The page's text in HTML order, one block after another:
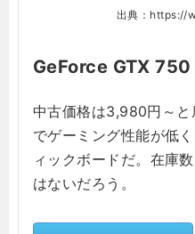
出典：https://
GeForce GTX 750
中古価格は3,980円～
でゲーミング性能が低
ィックボードだ。在庫
はないだろう。